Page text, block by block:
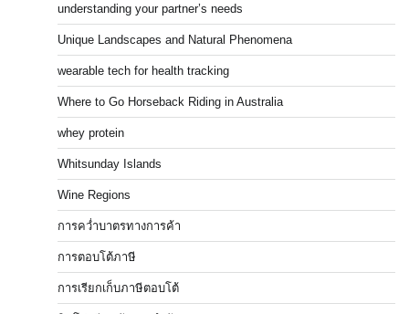
understanding your partner’s needs
Unique Landscapes and Natural Phenomena
wearable tech for health tracking
Where to Go Horseback Riding in Australia
whey protein
Whitsunday Islands
Wine Regions
การคว่ำบาตรทางการค้า
การตอบโต้ภาษี
การเรียกเก็บภาษีตอบโต้